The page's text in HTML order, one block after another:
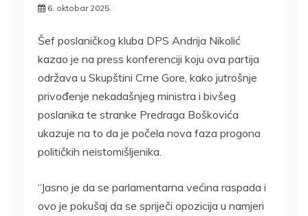
6. oktobar 2025.
Šef poslaničkog kluba DPS Andrija Nikolić
kazao je na press konferenciji koju ova partija
održava u Skupštini Crne Gore, kako jutrošnje
privođenje nekadašnjeg ministra i bivšeg
poslanika te stranke Predraga Boškovića
ukazuje na to da je počela nova faza progona
političkih neistomišljenika.
“Jasno je da se parlamentarna većina raspada i
ovo je pokušaj da se spriječi opozicija u namjeri